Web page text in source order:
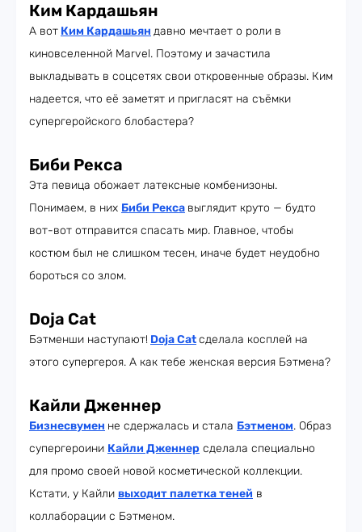
Ким Кардашьян
А вот Ким Кардашьян давно мечтает о роли в
киновселенной Marvel. Поэтому и зачастила
выкладывать в соцсетях свои откровенные образы. Ким
надеется, что её заметят и пригласят на съёмки
супергеройского блобастера?
Биби Рекса
Эта певица обожает латексные комбенизоны.
Понимаем, в них Биби Рекса выглядит круто — будто
вот-вот отправится спасать мир. Главное, чтобы
костюм был не слишком тесен, иначе будет неудобно
бороться со злом.
Doja Cat
Бэтменши наступают! Doja Catсделала косплей на
этого супергероя. А как тебе женская версия Бэтмена?
Кайли Дженнер
Бизнесвумен не сдержалась и стала Бэтменом. Образ
супергероини Кайли Дженнер сделала специально
для промо своей новой косметической коллекции.
Кстати, у Кайли выходит палетка теней в
коллаборации с Бэтменом.